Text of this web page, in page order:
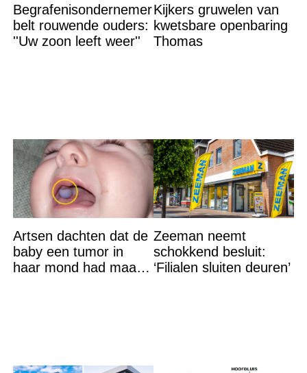
Begrafenisondernemer
belt rouwende ouders:
''Uw zoon leeft weer''
Kijkers gruwelen van
kwetsbare openbaring
Thomas
Artsen dachten dat de
baby een tumor in
haar mond had maar
Zeeman neemt
schokkend besluit:
‘Filialen sluiten deuren’